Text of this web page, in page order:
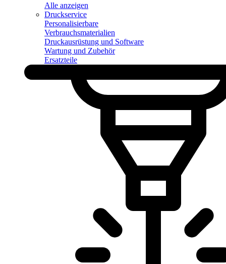
Alle anzeigen
Druckservice
Personalisierbare
Verbrauchsmaterialien
Druckausrüstung und Software
Wartung und Zubehör
Ersatzteile